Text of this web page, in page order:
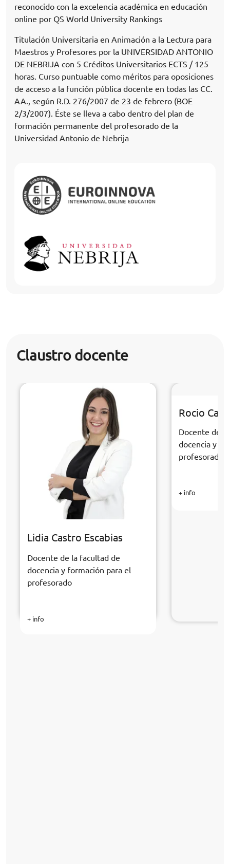
reconocido con la excelencia académica en educación
online por QS World University Rankings
Titulación Universitaria en Animación a la Lectura para
Maestros y Profesores por la UNIVERSIDAD ANTONIO
DE NEBRIJA con 5 Créditos Universitarios ECTS / 125
horas. Curso puntuable como méritos para oposiciones
de acceso a la función pública docente en todas las CC.
AA., según R.D. 276/2007 de 23 de febrero (BOE
2/3/2007). Éste se lleva a cabo dentro del plan de
formación permanente del profesorado de la
Universidad Antonio de Nebrija
Claustro docente
Lidia Castro Escabias
Docente de la facultad de
docencia y formación para el
profesorado
+ info
Rocio
Docente de
docencia y
profesorado
+ info